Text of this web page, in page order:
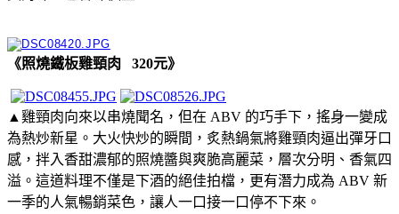
《照燒鐵板雞頸肉 320元》
▲雞頸肉向來以串燒聞名，但在 ABV 的巧手下，搖身一變成
為熱炒新星。大火快炒的瞬間，炙熱鍋氣將雞頸肉逼出彈牙口
感，拌入香甜濃郁的照燒醬與爽脆高麗菜，層次分明、香氣四
溢。這道料理不僅是下酒的絕佳拍檔，更有潛力成為 ABV 新
一季的人氣暢銷菜色，讓人一口接一口停不下來。